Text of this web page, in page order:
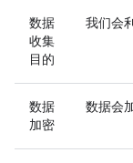
数据
收集
目的
我们会
数据
加密
数据会